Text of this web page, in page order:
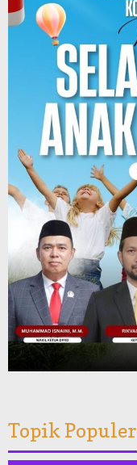
Topik Populer